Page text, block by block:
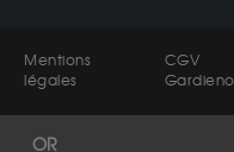
Mentions
légales
CGV
OR